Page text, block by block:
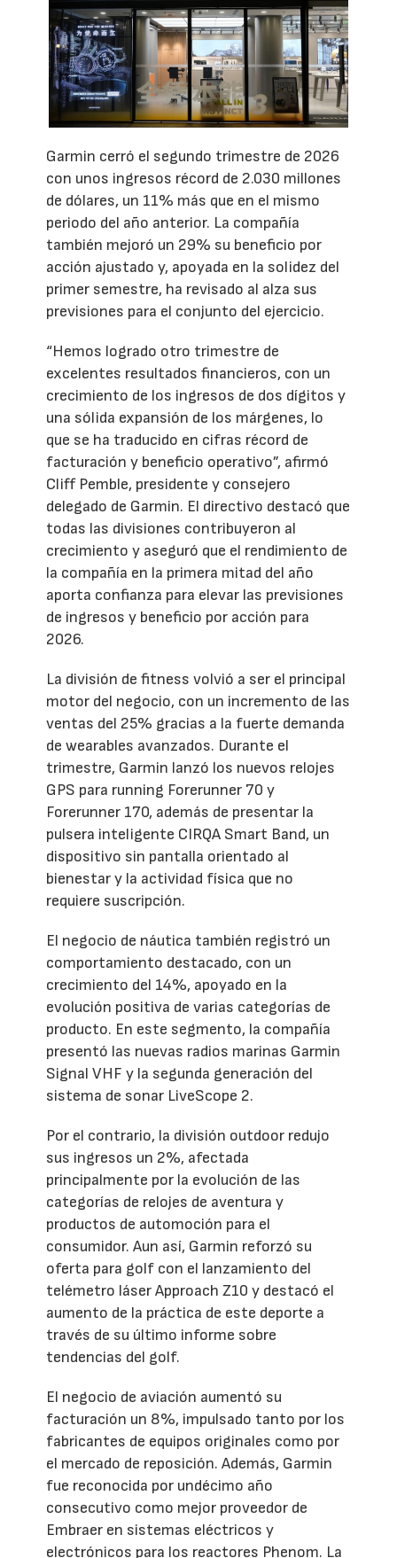
Garmin cerró el segundo trimestre de 2026
con unos ingresos récord de 2.030 millones
de dólares, un 11% más que en el mismo
periodo del año anterior. La compañía
también mejoró un 29% su beneficio por
acción ajustado y, apoyada en la solidez del
primer semestre, ha revisado al alza sus
previsiones para el conjunto del ejercicio.
“Hemos logrado otro trimestre de
excelentes resultados financieros, con un
crecimiento de los ingresos de dos dígitos y
una sólida expansión de los márgenes, lo
que se ha traducido en cifras récord de
facturación y beneficio operativo”, afirmó
Cliff Pemble, presidente y consejero
delegado de Garmin. El directivo destacó que
todas las divisiones contribuyeron al
crecimiento y aseguró que el rendimiento de
la compañía en la primera mitad del año
aporta confianza para elevar las previsiones
de ingresos y beneficio por acción para
2026.
La división de fitness volvió a ser el principal
motor del negocio, con un incremento de las
ventas del 25% gracias a la fuerte demanda
de wearables avanzados. Durante el
trimestre, Garmin lanzó los nuevos relojes
GPS para running Forerunner 70 y
Forerunner 170, además de presentar la
pulsera inteligente CIRQA Smart Band, un
dispositivo sin pantalla orientado al
bienestar y la actividad física que no
requiere suscripción.
El negocio de náutica también registró un
comportamiento destacado, con un
crecimiento del 14%, apoyado en la
evolución positiva de varias categorías de
producto. En este segmento, la compañía
presentó las nuevas radios marinas Garmin
Signal VHF y la segunda generación del
sistema de sonar LiveScope 2.
Por el contrario, la división outdoor redujo
sus ingresos un 2%, afectada
principalmente por la evolución de las
categorías de relojes de aventura y
productos de automoción para el
consumidor. Aun así, Garmin reforzó su
oferta para golf con el lanzamiento del
telémetro láser Approach Z10 y destacó el
aumento de la práctica de este deporte a
través de su último informe sobre
tendencias del golf.
El negocio de aviación aumentó su
facturación un 8%, impulsado tanto por los
fabricantes de equipos originales como por
el mercado de reposición. Además, Garmin
fue reconocida por undécimo año
consecutivo como mejor proveedor de
Embraer en sistemas eléctricos y
electrónicos para los reactores Phenom. La